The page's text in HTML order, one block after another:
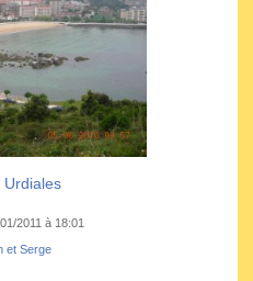
Urdiales
2011 à 18:01
et Serge